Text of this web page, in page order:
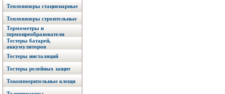
Тепловизоры стационарные
Тепловизоры строительные
Термометры и
термопреобразователи
Тестеры батарей,
аккумуляторов
Тестеры инсталяций
Тестеры релейных защит
Токоизмерительные клещи